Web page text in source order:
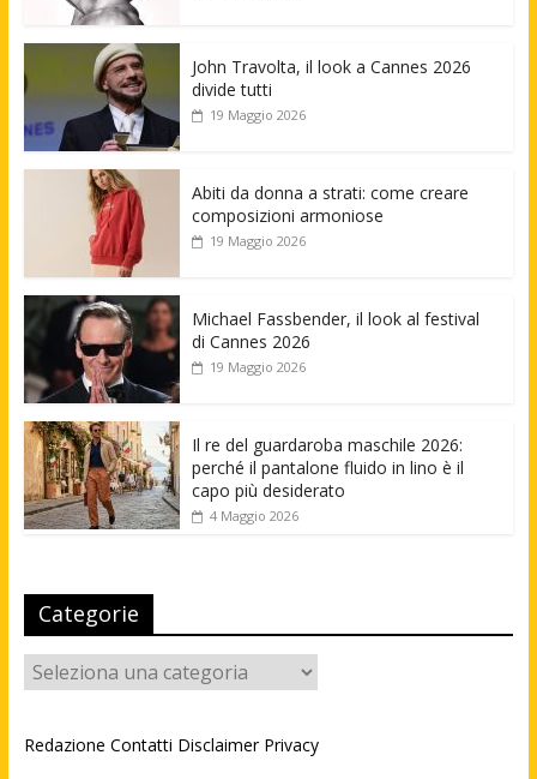
John Travolta, il look a Cannes 2026
divide tutti
19 Maggio 2026
Abiti da donna a strati: come creare
composizioni armoniose
19 Maggio 2026
Michael Fassbender, il look al festival
di Cannes 2026
19 Maggio 2026
Il re del guardaroba maschile 2026:
perché il pantalone fluido in lino è il
capo più desiderato
4 Maggio 2026
Categorie
Categorie
Redazione Contatti Disclaimer Privacy